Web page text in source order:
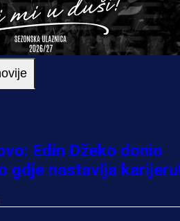
Edin Džeko donio
gdje nastavlja